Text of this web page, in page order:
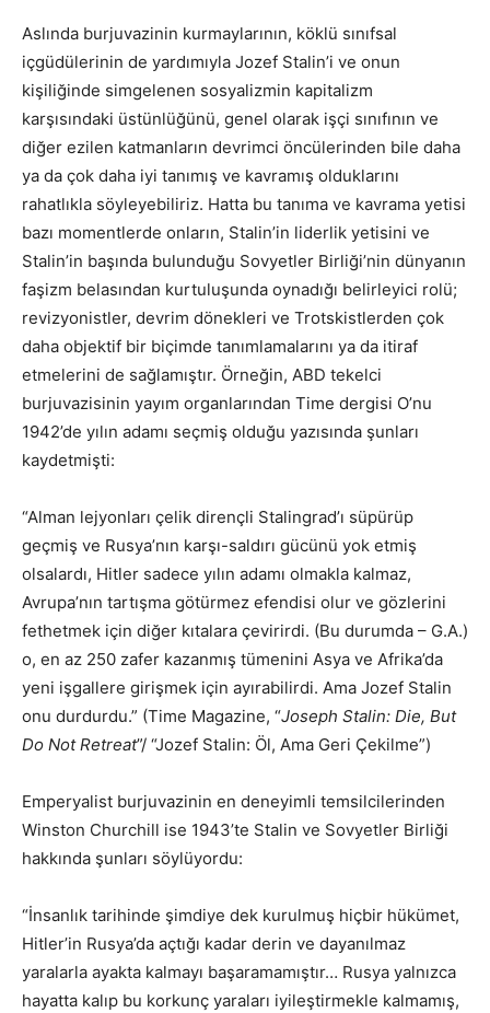
Aslında burjuvazinin kurmaylarının, köklü sınıfsal
içgüdülerinin de yardımıyla Jozef Stalin’i ve onun
kişiliğinde simgelenen sosyalizmin kapitalizm
karşısındaki üstünlüğünü, genel olarak işçi sınıfının ve
diğer ezilen katmanların devrimci öncülerinden bile daha
ya da çok daha iyi tanımış ve kavramış olduklarını
rahatlıkla söyleyebiliriz. Hatta bu tanıma ve kavrama yetisi
bazı momentlerde onların, Stalin’in liderlik yetisini ve
Stalin’in başında bulunduğu Sovyetler Birliği’nin dünyanın
faşizm belasından kurtuluşunda oynadığı belirleyici rolü;
revizyonistler, devrim dönekleri ve Trotskistlerden çok
daha objektif bir biçimde tanımlamalarını ya da itiraf
etmelerini de sağlamıştır. Örneğin, ABD tekelci
burjuvazisinin yayım organlarından Time dergisi O’nu
1942’de yılın adamı seçmiş olduğu yazısında şunları
kaydetmişti:
“Alman lejyonları çelik dirençli Stalingrad’ı süpürüp
geçmiş ve Rusya’nın karşı-saldırı gücünü yok etmiş
olsalardı, Hitler sadece yılın adamı olmakla kalmaz,
Avrupa’nın tartışma götürmez efendisi olur ve gözlerini
fethetmek için diğer kıtalara çevirirdi. (Bu durumda – G.A.)
o, en az 250 zafer kazanmış tümenini Asya ve Afrika’da
yeni işgallere girişmek için ayırabilirdi. Ama Jozef Stalin
onu durdurdu.” (Time Magazine, “Joseph Stalin: Die, But
Do Not Retreat”/ “Jozef Stalin: Öl, Ama Geri Çekilme”)
Emperyalist burjuvazinin en deneyimli temsilcilerinden
Winston Churchill ise 1943’te Stalin ve Sovyetler Birliği
hakkında şunları söylüyordu:
“İnsanlık tarihinde şimdiye dek kurulmuş hiçbir hükümet,
Hitler’in Rusya’da açtığı kadar derin ve dayanılmaz
yaralarla ayakta kalmayı başaramamıştır… Rusya yalnızca
hayatta kalıp bu korkunç yaraları iyileştirmekle kalmamış,